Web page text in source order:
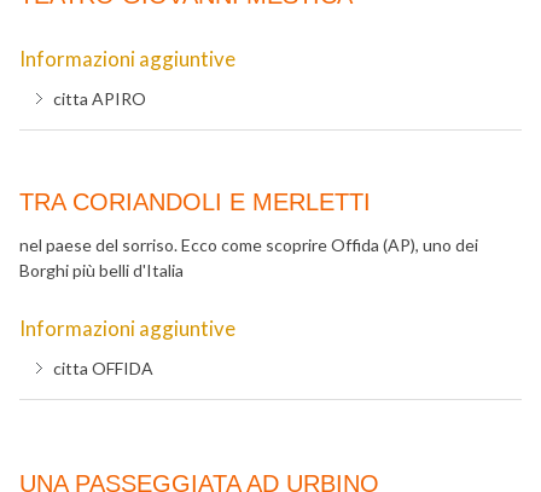
Informazioni aggiuntive
citta APIRO
TRA CORIANDOLI E MERLETTI
nel paese del sorriso. Ecco come scoprire Offida (AP), uno dei
Borghi più belli d'Italia
Informazioni aggiuntive
citta OFFIDA
UNA PASSEGGIATA AD URBINO